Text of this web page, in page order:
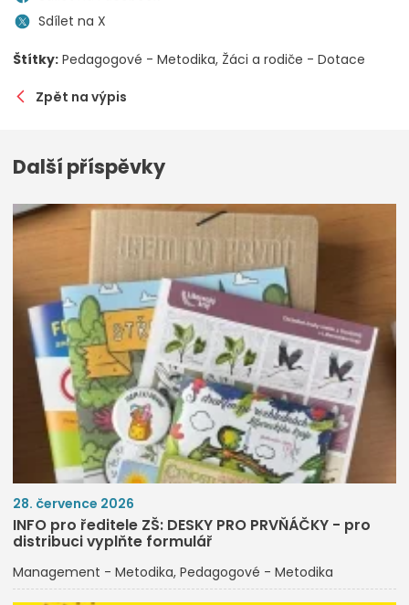
Sdílet na X
Štítky: Pedagogové - Metodika Žáci a rodiče - Dotace
Zpět na výpis
Další příspěvky
28. července 2026
INFO pro ředitele ZŠ: DESKY PRO PRVŇÁČKY - pro
distribuci vyplňte formulář
Management - Metodika Pedagogové - Metodika